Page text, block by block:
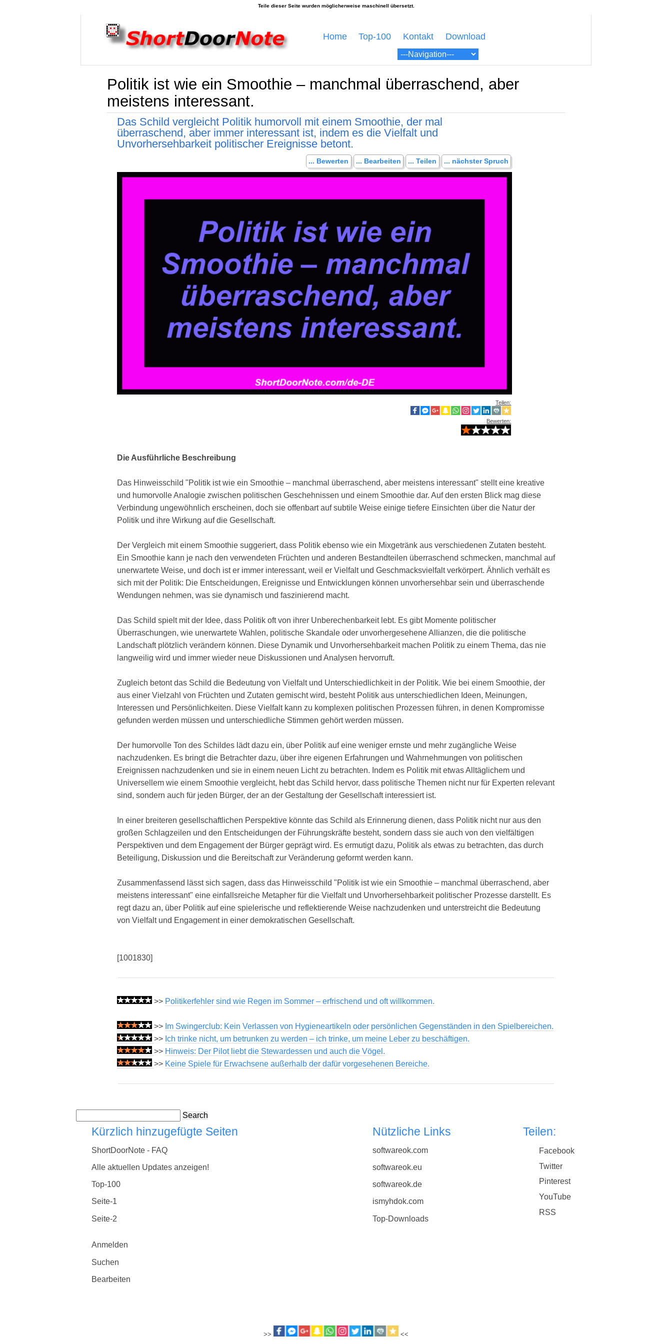
Home Top-100 Kontakt Download
Politik ist wie ein Smoothie – manchmal überraschend, aber
meistens interessant.
Das Schild vergleicht Politik humorvoll mit einem Smoothie, der mal
überraschend, aber immer interessant ist, indem es die Vielfalt und
Unvorhersehbarkeit politischer Ereignisse betont.
... Bewerten ... Bearbeiten ... Teilen ... nächster Spruch
Teilen:
Bewerten:
Die Ausführliche Beschreibung
Das Hinweisschild "Politik ist wie ein Smoothie – manchmal überraschend, aber meistens interessant" stellt eine kreative
und humorvolle Analogie zwischen politischen Geschehnissen und einem Smoothie dar. Auf den ersten Blick mag diese
Verbindung ungewöhnlich erscheinen, doch sie offenbart auf subtile Weise einige tiefere Einsichten über die Natur der
Politik und ihre Wirkung auf die Gesellschaft.
Der Vergleich mit einem Smoothie suggeriert, dass Politik ebenso wie ein Mixgetränk aus verschiedenen Zutaten besteht.
Ein Smoothie kann je nach den verwendeten Früchten und anderen Bestandteilen überraschend schmecken, manchmal auf
unerwartete Weise, und doch ist er immer interessant, weil er Vielfalt und Geschmacksvielfalt verkörpert. Ähnlich verhält es
sich mit der Politik: Die Entscheidungen, Ereignisse und Entwicklungen können unvorhersehbar sein und überraschende
Wendungen nehmen, was sie dynamisch und faszinierend macht.
Das Schild spielt mit der Idee, dass Politik oft von ihrer Unberechenbarkeit lebt. Es gibt Momente politischer
Überraschungen, wie unerwartete Wahlen, politische Skandale oder unvorhergesehene Allianzen, die die politische
Landschaft plötzlich verändern können. Diese Dynamik und Unvorhersehbarkeit machen Politik zu einem Thema, das nie
langweilig wird und immer wieder neue Diskussionen und Analysen hervorruft.
Zugleich betont das Schild die Bedeutung von Vielfalt und Unterschiedlichkeit in der Politik. Wie bei einem Smoothie, der
aus einer Vielzahl von Früchten und Zutaten gemischt wird, besteht Politik aus unterschiedlichen Ideen, Meinungen,
Interessen und Persönlichkeiten. Diese Vielfalt kann zu komplexen politischen Prozessen führen, in denen Kompromisse
gefunden werden müssen und unterschiedliche Stimmen gehört werden müssen.
Der humorvolle Ton des Schildes lädt dazu ein, über Politik auf eine weniger ernste und mehr zugängliche Weise
nachzudenken. Es bringt die Betrachter dazu, über ihre eigenen Erfahrungen und Wahrnehmungen von politischen
Ereignissen nachzudenken und sie in einem neuen Licht zu betrachten. Indem es Politik mit etwas Alltäglichem und
Universellem wie einem Smoothie vergleicht, hebt das Schild hervor, dass politische Themen nicht nur für Experten relevant
sind, sondern auch für jeden Bürger, der an der Gestaltung der Gesellschaft interessiert ist.
In einer breiteren gesellschaftlichen Perspektive könnte das Schild als Erinnerung dienen, dass Politik nicht nur aus den
großen Schlagzeilen und den Entscheidungen der Führungskräfte besteht, sondern dass sie auch von den vielfältigen
Perspektiven und dem Engagement der Bürger geprägt wird. Es ermutigt dazu, Politik als etwas zu betrachten, das durch
Beteiligung, Diskussion und die Bereitschaft zur Veränderung geformt werden kann.
Zusammenfassend lässt sich sagen, dass das Hinweisschild "Politik ist wie ein Smoothie – manchmal überraschend, aber
meistens interessant" eine einfallsreiche Metapher für die Vielfalt und Unvorhersehbarkeit politischer Prozesse darstellt. Es
regt dazu an, über Politik auf eine spielerische und reflektierende Weise nachzudenken und unterstreicht die Bedeutung
von Vielfalt und Engagement in einer demokratischen Gesellschaft.
[1001830]
>> Politikerfehler sind wie Regen im Sommer – erfrischend und oft willkommen.
>> Im Swingerclub: Kein Verlassen von Hygieneartikeln oder persönlichen Gegenständen in den Spielbereichen.
>> Ich trinke nicht, um betrunken zu werden – ich trinke, um meine Leber zu beschäftigen.
>> Hinweis: Der Pilot liebt die Stewardessen und auch die Vögel.
>> Keine Spiele für Erwachsene außerhalb der dafür vorgesehenen Bereiche.
Search
Kürzlich hinzugefügte Seiten
ShortDoorNote - FAQ
Alle aktuellen Updates anzeigen!
Top-100
Seite-1
Seite-2
Anmelden
Suchen
Bearbeiten
Nützliche Links
softwareok.com
softwareok.eu
softwareok.de
ismyhdok.com
Top-Downloads
Teilen:
Facebook
Twitter
Pinterest
YouTube
RSS
>>
<<